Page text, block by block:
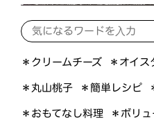
＊クリームチーズ ＊オイス
＊丸山桃子 ＊簡単レシピ
＊おもてなし料理 ＊ボリ